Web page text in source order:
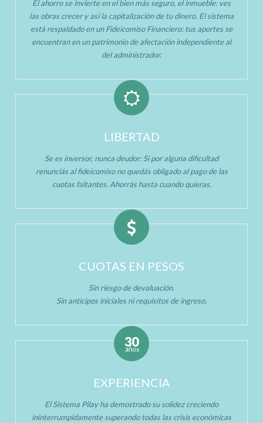
El ahorro se invierte en el bien más seguro, el inmueble: ves
las obras crecer y así la capitalización de tu dinero. El sistema
está respaldado en un Fideicomiso Financiero: tus aportes se
encuentran en un patrimonio de afectación independiente al
del administrador.
LIBERTAD
Se es inversor, nunca deudor: Si por alguna dificultad
renunciás al fideicomiso no quedás obligado al pago de las
cuotas faltantes. Ahorrás hasta cuando quieras.
CUOTAS EN PESOS
Sin riesgo de devaluación.
Sin anticipos iniciales ni requisitos de ingreso.
EXPERIENCIA
El Sistema Pilay ha demostrado su solidez creciendo
ininterrumpidamente superando todas las crisis económicas